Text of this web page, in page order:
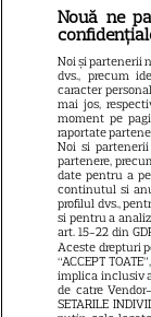
ani, și-a
Mohaci,
petrecere
luxoase,
alături de
Anda
iar dorința i
căsătoriei
Nouă ne
Noi și partenerii
dvs., precum
caracter
mai jos,
moment pe
raportate
Noi si
partenere,
date pentru a
continutul si
profilul dvs.,
si pentru a
art. 15-22 din
Aceste drepturi
“ACCEPT
implica inclusiv
de catre
SETARILE